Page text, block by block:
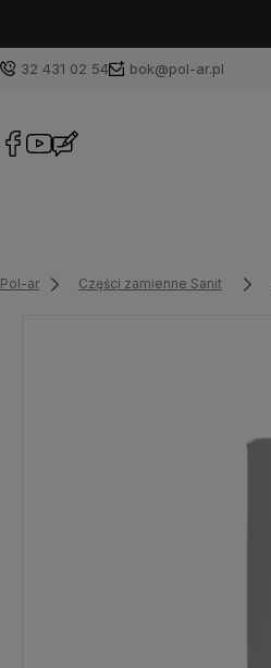
32 431 02 54 bok@pol-ar.pl
Pol-ar Części zamienne Sanit